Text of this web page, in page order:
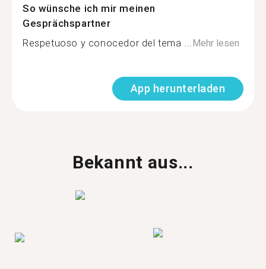
So wünsche ich mir meinen
Gesprächspartner
Respetuoso y conocedor del tema ...Mehr lesen
App herunterladen
Bekannt aus...